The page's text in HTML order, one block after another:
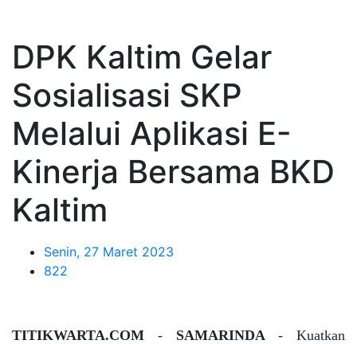
DPK Kaltim Gelar
Sosialisasi SKP
Melalui Aplikasi E-
Kinerja Bersama BKD
Kaltim
Senin, 27 Maret 2023
822
TITIKWARTA.COM - SAMARINDA - Kuatkan